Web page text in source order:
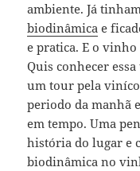
ambiente. Já
biodinâmica e
e pratica. E o
Quis conhecer
um tour pela
periodo da manhã
em tempo. Uma
história do lugar e
biodinâmica no